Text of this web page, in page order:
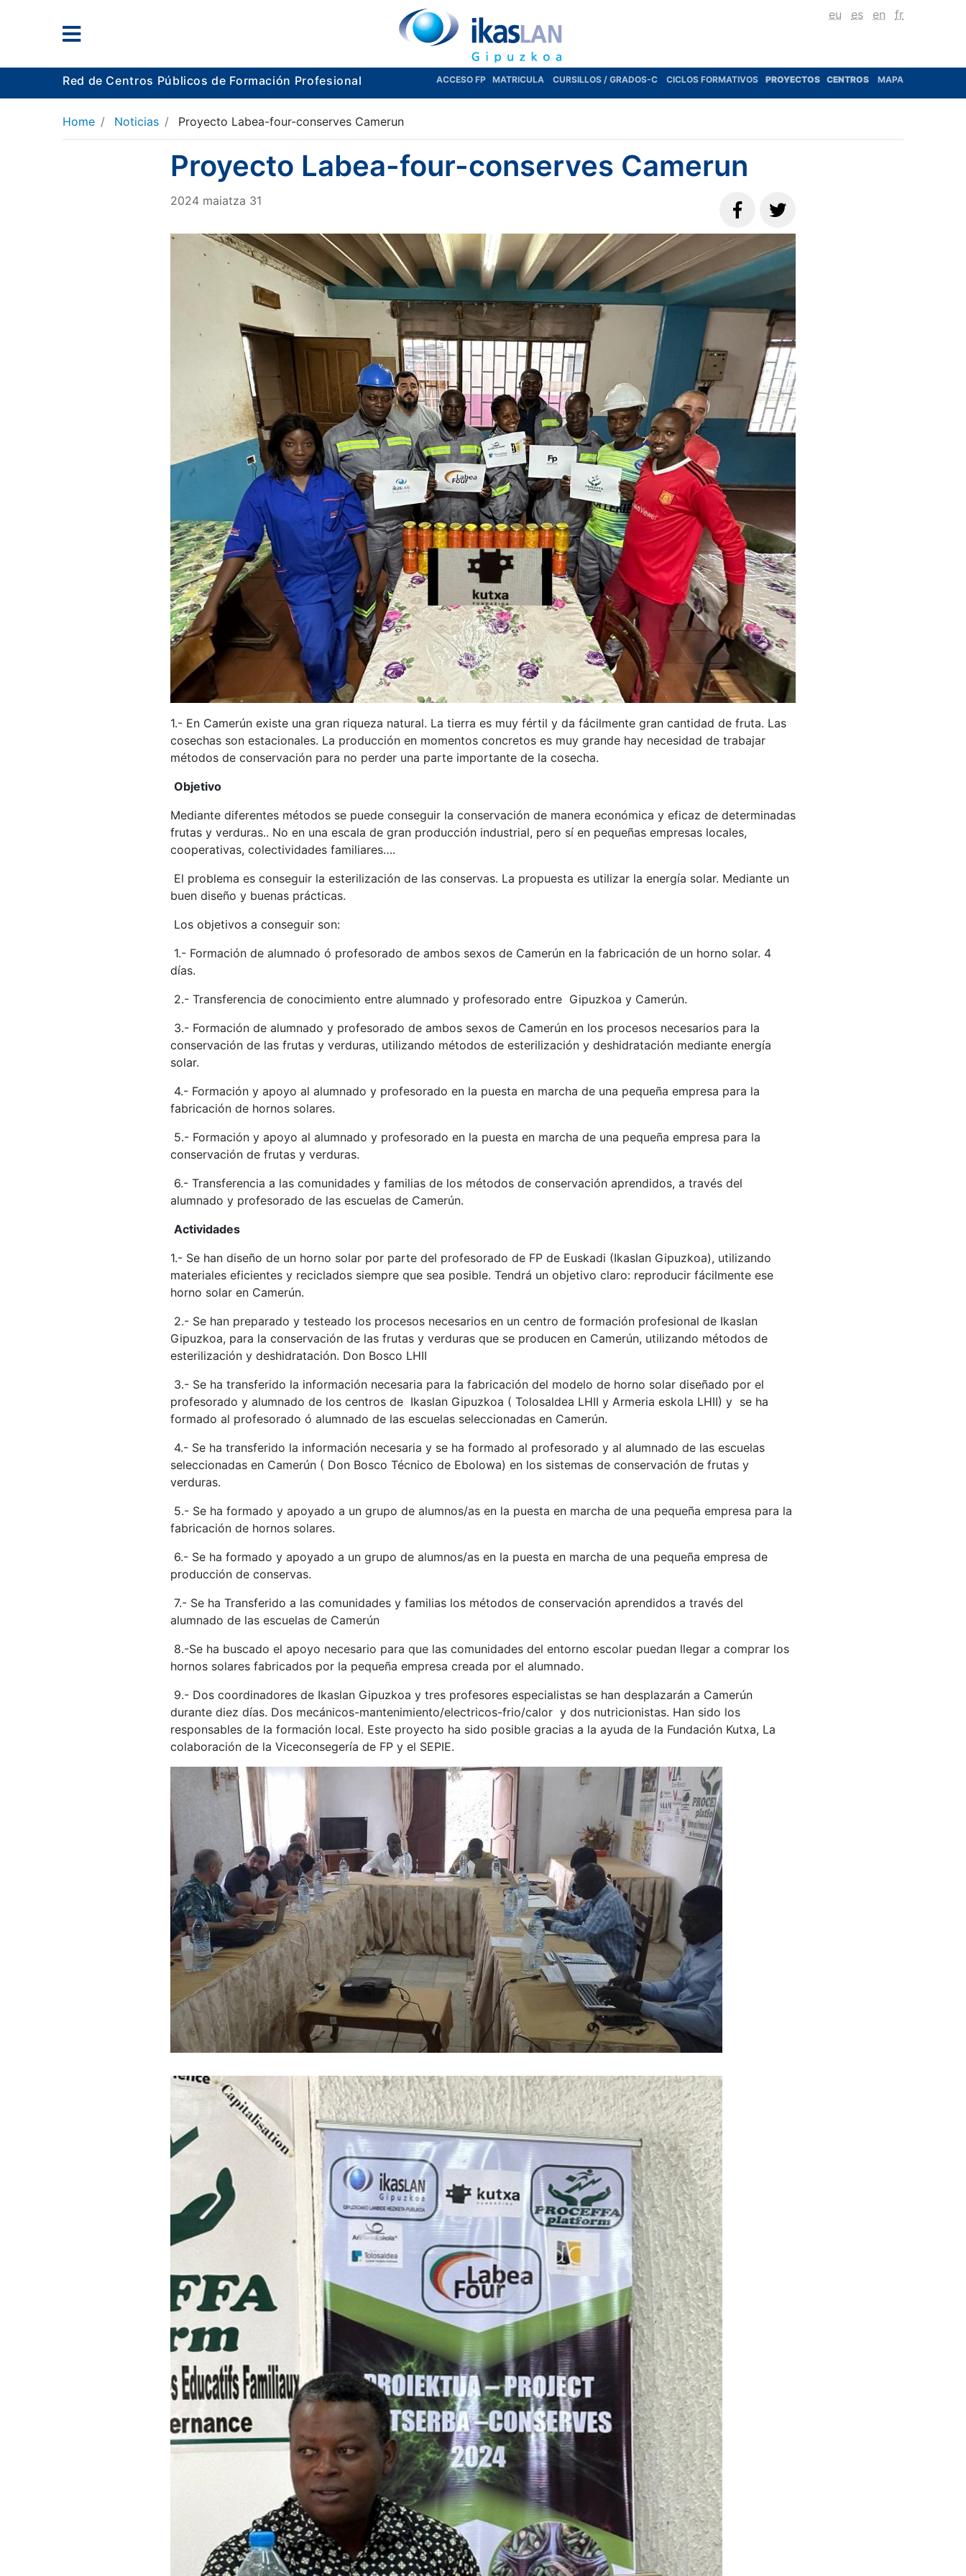
eu es en fr
Red de Centros Públicos de Formación Profesional ACCESO FP MATRICULA CURSILLOS / GRADOS-C CICLOS FORMATIVOS PROYECTOS CENTROS MAPA
Home Noticias Proyecto Labea-four-conserves Camerun
Proyecto Labea-four-conserves Camerun
2024 maiatza 31
1.- En Camerún existe una gran riqueza natural. La tierra es muy fértil y da fácilmente gran cantidad de fruta. Las
cosechas son estacionales. La producción en momentos concretos es muy grande hay necesidad de trabajar
métodos de conservación para no perder una parte importante de la cosecha.
Objetivo
Mediante diferentes métodos se puede conseguir la conservación de manera económica y eficaz de determinadas
frutas y verduras.. No en una escala de gran producción industrial, pero sí en pequeñas empresas locales,
cooperativas, colectividades familiares….
El problema es conseguir la esterilización de las conservas. La propuesta es utilizar la energía solar. Mediante un
buen diseño y buenas prácticas.
Los objetivos a conseguir son:
1.- Formación de alumnado ó profesorado de ambos sexos de Camerún en la fabricación de un horno solar. 4
días.
2.- Transferencia de conocimiento entre alumnado y profesorado entre Gipuzkoa y Camerún.
3.- Formación de alumnado y profesorado de ambos sexos de Camerún en los procesos necesarios para la
conservación de las frutas y verduras, utilizando métodos de esterilización y deshidratación mediante energía
solar.
4.- Formación y apoyo al alumnado y profesorado en la puesta en marcha de una pequeña empresa para la
fabricación de hornos solares.
5.- Formación y apoyo al alumnado y profesorado en la puesta en marcha de una pequeña empresa para la
conservación de frutas y verduras.
6.- Transferencia a las comunidades y familias de los métodos de conservación aprendidos, a través del
alumnado y profesorado de las escuelas de Camerún.
Actividades
1.- Se han diseño de un horno solar por parte del profesorado de FP de Euskadi (Ikaslan Gipuzkoa), utilizando
materiales eficientes y reciclados siempre que sea posible. Tendrá un objetivo claro: reproducir fácilmente ese
horno solar en Camerún.
2.- Se han preparado y testeado los procesos necesarios en un centro de formación profesional de Ikaslan
Gipuzkoa, para la conservación de las frutas y verduras que se producen en Camerún, utilizando métodos de
esterilización y deshidratación. Don Bosco LHII
3.- Se ha transferido la información necesaria para la fabricación del modelo de horno solar diseñado por el
profesorado y alumnado de los centros de Ikaslan Gipuzkoa ( Tolosaldea LHII y Armeria eskola LHII) y se ha
formado al profesorado ó alumnado de las escuelas seleccionadas en Camerún.
4.- Se ha transferido la información necesaria y se ha formado al profesorado y al alumnado de las escuelas
seleccionadas en Camerún ( Don Bosco Técnico de Ebolowa) en los sistemas de conservación de frutas y
verduras.
5.- Se ha formado y apoyado a un grupo de alumnos/as en la puesta en marcha de una pequeña empresa para la
fabricación de hornos solares.
6.- Se ha formado y apoyado a un grupo de alumnos/as en la puesta en marcha de una pequeña empresa de
producción de conservas.
7.- Se ha Transferido a las comunidades y familias los métodos de conservación aprendidos a través del
alumnado de las escuelas de Camerún
8.-Se ha buscado el apoyo necesario para que las comunidades del entorno escolar puedan llegar a comprar los
hornos solares fabricados por la pequeña empresa creada por el alumnado.
9.- Dos coordinadores de Ikaslan Gipuzkoa y tres profesores especialistas se han desplazarán a Camerún
durante diez días. Dos mecánicos-mantenimiento/electricos-frio/calor y dos nutricionistas. Han sido los
responsables de la formación local. Este proyecto ha sido posible gracias a la ayuda de la Fundación Kutxa, La
colaboración de la Viceconsegería de FP y el SEPIE.